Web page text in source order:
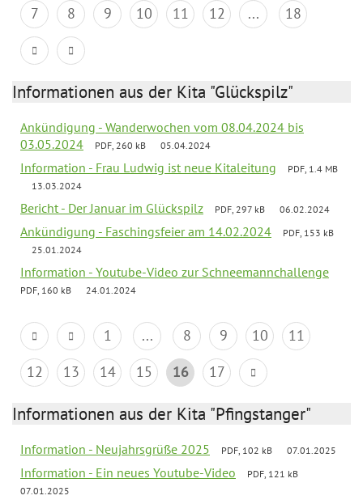
7
8 9 10 11 12 ... 18
Informationen aus der Kita "Glückspilz"
Ankündigung - Wanderwochen vom 08.04.2024 bis
03.05.2024
PDF, 260 kB 05.04.2024
Information - Frau Ludwig ist neue Kitaleitung
PDF, 1.4 MB
13.03.2024
Bericht - Der Januar im Glückspilz PDF, 297 kB 06.02.2024
Ankündigung - Faschingsfeier am 14.02.2024
PDF, 153 kB
25.01.2024
Information - Youtube-Video zur Schneemannchallenge
PDF, 160 kB 24.01.2024
1 ... 8 9 10
11
12
13 14 15 16 17
Informationen aus der Kita "Pfingstanger"
Information - Neujahrsgrüße 2025 PDF, 102 kB 07.01.2025
Information - Ein neues Youtube-Video
PDF, 121 kB
07.01.2025